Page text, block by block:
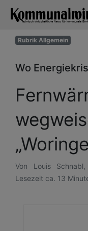
Rubrik Allgemein
Wo
Von Louis
Lesezeit ca. 13